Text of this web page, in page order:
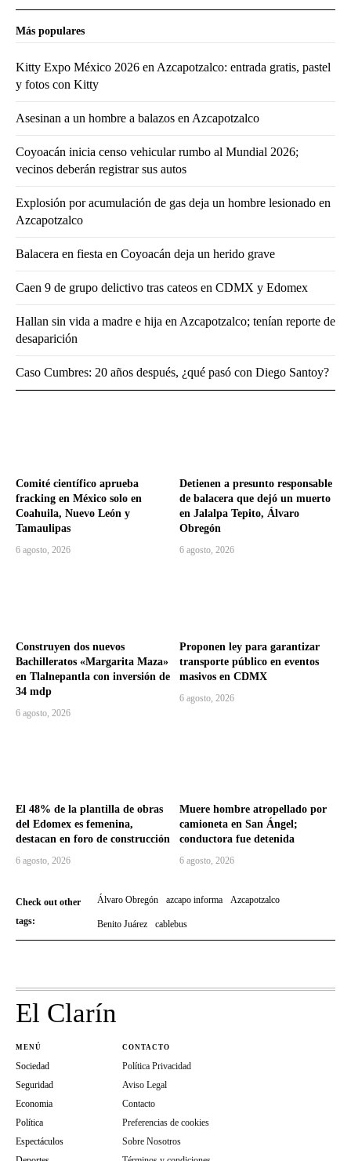
Comité científico aprueba
fracking en México solo en
Coahuila, Nuevo León y
Tamaulipas
6 agosto, 2026
Detienen a presunto responsable
de balacera que dejó un muerto
en Jalalpa Tepito, Álvaro
Obregón
6 agosto, 2026
Construyen dos nuevos
Bachilleratos «Margarita Maza»
en Tlalnepantla con inversión de
34 mdp
6 agosto, 2026
Proponen ley para garantizar
transporte público en eventos
masivos en CDMX
6 agosto, 2026
El 48% de la plantilla de obras
del Edomex es femenina,
destacan en foro de construcción
6 agosto, 2026
Muere hombre atropellado por
camioneta en San Ángel;
conductora fue detenida
6 agosto, 2026
Check out other
tags:
Álvaro Obregón azcapo informa Azcapotzalco
Benito Juárez cablebus
Más populares
Kitty Expo México 2026 en Azcapotzalco: entrada gratis, pastel
y fotos con Kitty
Asesinan a un hombre a balazos en Azcapotzalco
Coyoacán inicia censo vehicular rumbo al Mundial 2026;
vecinos deberán registrar sus autos
Explosión por acumulación de gas deja un hombre lesionado en
Azcapotzalco
Balacera en fiesta en Coyoacán deja un herido grave
Caen 9 de grupo delictivo tras cateos en CDMX y Edomex
Hallan sin vida a madre e hija en Azcapotzalco; tenían reporte de
desaparición
Caso Cumbres: 20 años después, ¿qué pasó con Diego Santoy?
El Clarín
MENÚ
Sociedad
Seguridad
Economia
Política
Espectáculos
CONTACTO
Política Privacidad
Aviso Legal
Contacto
Preferencias de cookies
Sobre Nosotros